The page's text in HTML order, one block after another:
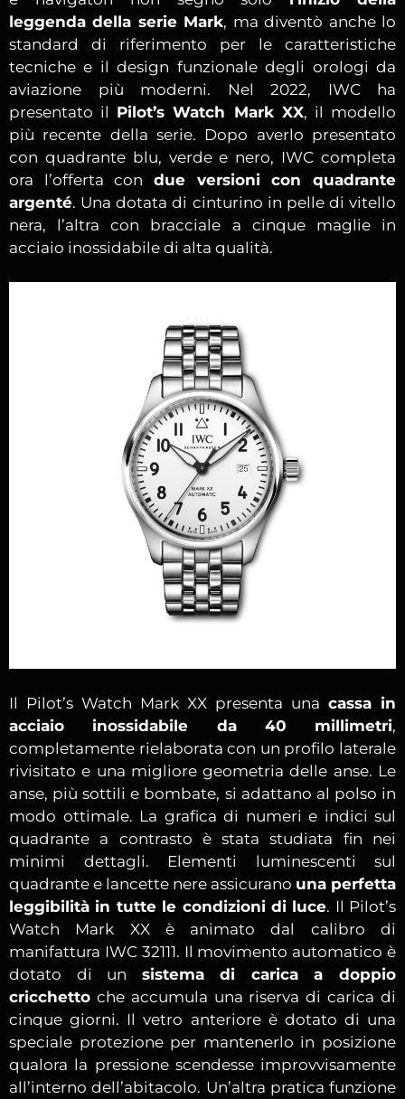
leggenda della serie Mark, ma diventò anche lo
standard di riferimento per le caratteristiche
tecniche e il design funzionale degli orologi da
aviazione più moderni. Nel 2022, IWC ha
presentato il Pilot’s Watch Mark XX, il modello
più recente della serie. Dopo averlo presentato
con quadrante blu, verde e nero, IWC completa
ora l’offerta con due versioni con quadrante
argenté. Una dotata di cinturino in pelle di vitello
nera, l’altra con bracciale a cinque maglie in
acciaio inossidabile di alta qualità.
Il Pilot’s Watch Mark XX presenta una cassa in
acciaio inossidabile da 40 millimetri,
completamente rielaborata con un profilo laterale
rivisitato e una migliore geometria delle anse. Le
anse, più sottili e bombate, si adattano al polso in
modo ottimale. La grafica di numeri e indici sul
quadrante a contrasto è stata studiata fin nei
minimi dettagli. Elementi luminescenti sul
quadrante e lancette nere assicurano una perfetta
leggibilità in tutte le condizioni di luce. Il Pilot’s
Watch Mark XX è animato dal calibro di
manifattura IWC 32111. Il movimento automatico è
dotato di un sistema di carica a doppio
cricchetto che accumula una riserva di carica di
cinque giorni. Il vetro anteriore è dotato di una
speciale protezione per mantenerlo in posizione
qualora la pressione scendesse improvvisamente
all’interno dell’abitacolo. Un’altra pratica funzione